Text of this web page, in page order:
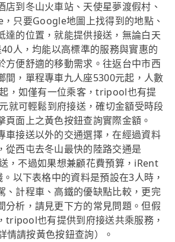
店到冬山火車站、天使星夢渡假村、
只要Google地圖上找得到的地點、
達的位置，就能提供接送，無論白天
人，均能以高標準的服務與實惠的
方便舒適的移動需求。往返台中市西
間，單程專車九人座5300元起，人數
，如僅有一位乘客，tripool也有提
就可輕鬆到府接送，確切金額受時段
頁面上之黃色按鈕查詢實際金額。
車接送以外的交通選擇，在經過資料
從西屯去冬山最快的陸路交通是
，不過如果想兼顧花費預算，iRent
以下表格中的資料是預設在3人時，
、計程車、高鐵的優缺點比較，更完
分析，請見更下方的常見問題。但假
tripool也有提供到府接送共乘服務，
情請按黃色按鈕查詢）。